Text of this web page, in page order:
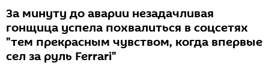
За минуту до аварии незадачливая
гонщица успела похвалиться в соцсетях
"тем прекрасным чувством, когда впервые
сел за руль Ferrari"